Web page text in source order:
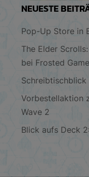
NEUESTE
Pop-Up Store in
The Elder
bei Frosted
Schreibtischblick
Vorbestellaktion
Wave 2
Blick aufs Deck